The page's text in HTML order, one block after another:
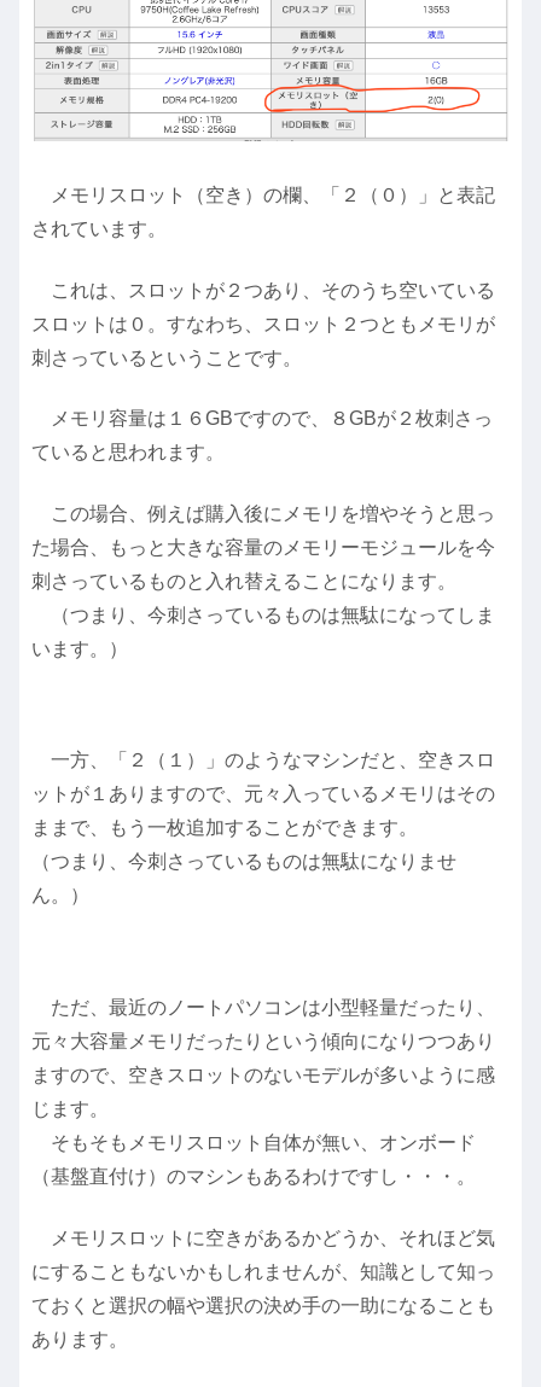
メモリスロット（空き）の欄、「２（０）」と表記
されています。
これは、スロットが２つあり、そのうち空いている
スロットは０。すなわち、スロット２つともメモリが
刺さっているということです。
メモリ容量は１６GBですので、８GBが２枚刺さっ
ていると思われます。
この場合、例えば購入後にメモリを増やそうと思っ
た場合、もっと大きな容量のメモリーモジュールを今
刺さっているものと入れ替えることになります。
（つまり、今刺さっているものは無駄になってしま
います。）
一方、「２（１）」のようなマシンだと、空きスロ
ットが１ありますので、元々入っているメモリはその
ままで、もう一枚追加することができます。
（つまり、今刺さっているものは無駄になりませ
ん。）
ただ、最近のノートパソコンは小型軽量だったり、
元々大容量メモリだったりという傾向になりつつあり
ますので、空きスロットのないモデルが多いように感
じます。
そもそもメモリスロット自体が無い、オンボード
（基盤直付け）のマシンもあるわけですし・・・。
メモリスロットに空きがあるかどうか、それほど気
にすることもないかもしれませんが、知識として知っ
ておくと選択の幅や選択の決め手の一助になることも
あります。